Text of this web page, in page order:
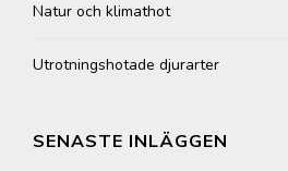
Natur och klimathot
Utrotningshotade djurarter
SENASTE INLÄGGEN